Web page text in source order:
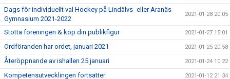
Dags för individuellt val Hockey på Lindälvs- eller Aranäs
Gymnasium 2021-2022
2021-01-28 20:05
Stötta föreningen & köp din publikfigur 2021-01-27 15:01
Ordföranden har ordet, januari 2021 2021-01-25 20:58
Återöppnande av ishallen 25 januari 2021-01-24 10:22
Kompetensutvecklingen fortsätter 2021-01-12 21:34